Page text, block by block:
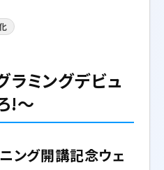
ミングデビュ
!～
ング開講記念ウェ